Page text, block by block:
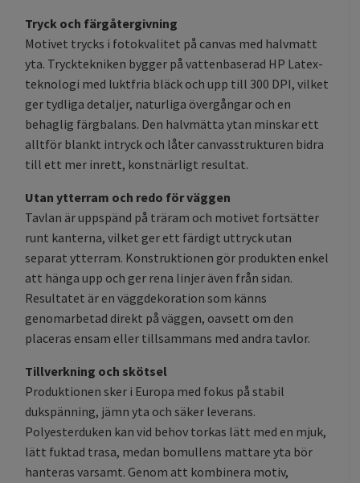
Tryck och färgåtergivning
Motivet trycks i fotokvalitet på canvas med halvmatt
yta. Trycktekniken bygger på vattenbaserad HP Latex-
teknologi med luktfria bläck och upp till 300 DPI, vilket
ger tydliga detaljer, naturliga övergångar och en
behaglig färgbalans. Den halvmätta ytan minskar ett
alltför blankt intryck och låter canvasstrukturen bidra
till ett mer inrett, konstnärligt resultat.
Utan ytterram och redo för väggen
Tavlan är uppspänd på träram och motivet fortsätter
runt kanterna, vilket ger ett färdigt uttryck utan
separat ytterram. Konstruktionen gör produkten enkel
att hänga upp och ger rena linjer även från sidan.
Resultatet är en väggdekoration som känns
genomarbetad direkt på väggen, oavsett om den
placeras ensam eller tillsammans med andra tavlor.
Tillverkning och skötsel
Produktionen sker i Europa med fokus på stabil
dukspänning, jämn yta och säker leverans.
Polyesterduken kan vid behov torkas lätt med en mjuk,
lätt fuktad trasa, medan bomullens mattare yta bör
hanteras varsamt. Genom att kombinera motiv,